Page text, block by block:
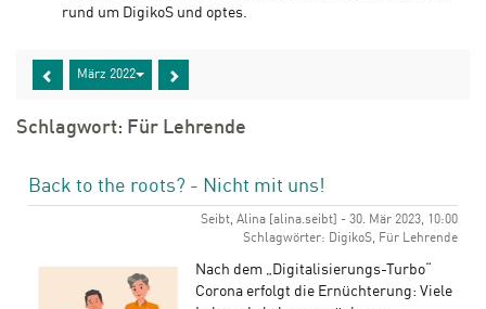
rund um DigikoS und optes.
März 2022
Schlagwort: Für Lehrende
Back to the roots? - Nicht mit uns!
Seibt, Alina [alina.seibt] - 30. Mär 2023, 10:00
Schlagwörter: DigikoS, Für Lehrende
Nach dem „Digitalisierungs-Turbo“
Corona erfolgt die Ernüchterung: Viele